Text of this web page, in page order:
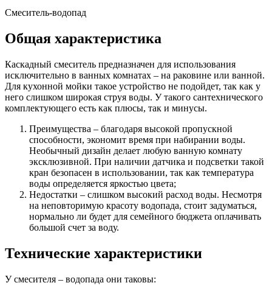
Смеситель-водопад
Общая характеристика
Каскадный смеситель предназначен для использования
исключительно в ванных комнатах – на раковине или ванной.
Для кухонной мойки такое устройство не подойдет, так как у
него слишком широкая струя воды. У такого сантехнического
комплектующего есть как плюсы, так и минусы.
Преимущества – благодаря высокой пропускной
способности, экономит время при набирании воды.
Необычный дизайн делает любую ванную комнату
эксклюзивной. При наличии датчика и подсветки такой
кран безопасен в использовании, так как температура
воды определяется яркостью цвета;
Недостатки – слишком высокий расход воды. Несмотря
на неповторимую красоту водопада, стоит задуматься,
нормально ли будет для семейного бюджета оплачивать
большой счет за воду.
Технические характеристики
У смесителя – водопада они таковы: